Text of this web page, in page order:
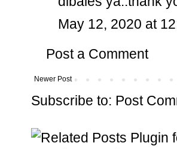
May 12, 2020 at
Post a Comment
Newer Post
Subscribe to: Post